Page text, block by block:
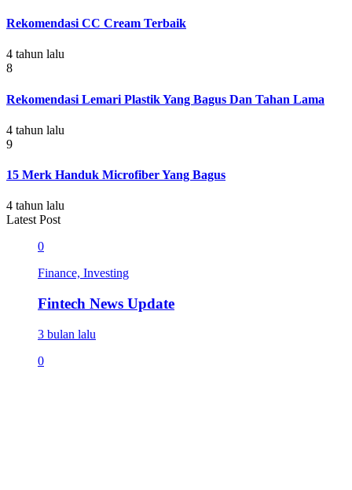
Rekomendasi CC Cream Terbaik
4 tahun lalu
8
Rekomendasi Lemari Plastik Yang Bagus Dan Tahan Lama
4 tahun lalu
9
15 Merk Handuk Microfiber Yang Bagus
4 tahun lalu
Latest Post
0
Finance, Investing
Fintech News Update
3 bulan lalu
0